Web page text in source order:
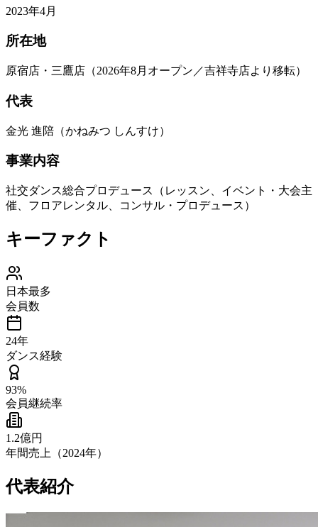
2023年4月
所在地
原宿店・三鷹店（2026年8月オープン／吉祥寺店より移転）
代表
金光 進陪（かねみつ しんすけ）
事業内容
社交ダンス総合プロデュース（レッスン、イベント・大会主
催、フロアレンタル、コンサル・プロデュース）
キーファクト
日本最多
会員数
24年
ダンス経験
93%
会員継続率
1.2億円
年間売上（2024年）
代表紹介